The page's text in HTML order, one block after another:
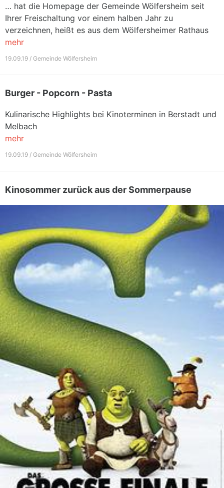
… hat die Homepage der Gemeinde Wölfersheim seit
Ihrer Freischaltung vor einem halben Jahr zu
verzeichnen, heißt es aus dem Wölfersheimer Rathaus
mehr
19.09.19 / Gemeinde Wölfersheim
Burger - Popcorn - Pasta
Kulinarische Highlights bei Kinoterminen in Berstadt und
Melbach
mehr
19.09.19 / Gemeinde Wölfersheim
Kinosommer zurück aus der Sommerpause